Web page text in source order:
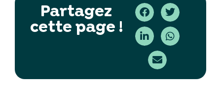
Partagez
cette page !